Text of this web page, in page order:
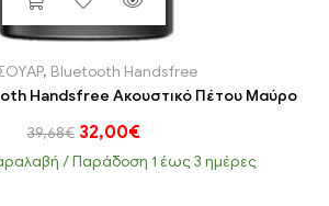
, Bluetooth Handsfree
Handsfree Ακουστικό Πέτου Μαύρο
39,68€ 32,00€
/ Παράδoση 1 έως 3 ημέρες